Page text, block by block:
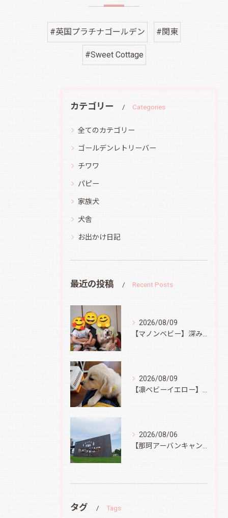
#英国プラチナゴールデン #関東
#Sweet Cottage
カテゴリー Categories
全てのカテゴリー
ゴールデンレトリーバー
チワワ
パピー
家族犬
犬舎
お出かけ日記
最近の投稿 Recent Posts
2026/08/09
2026/08/09
2026/08/06
タグ Tags